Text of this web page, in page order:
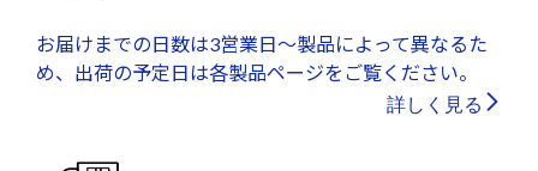
お届けまでの日数は3営業日～製品によって異なるた
め、出荷の予定日は各製品ページをご覧ください。
詳しく見る